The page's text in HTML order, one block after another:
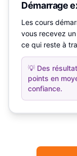
Démarrage
Les cours
vous recevez
ce qui reste à
💡 Des
points en
confiance.